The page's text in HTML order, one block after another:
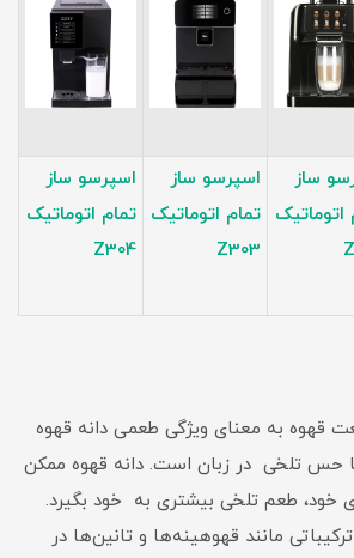
ساز
اتوماتیک
اسپرسو ساز
تمام اتوماتیک
Z303
اسپرسو ساز
تمام اتوماتیک
Z304
قهوه به معنای ویژگی طعمی دانه قهوه
با حس تلخی در زبان است. دانه قهوه ممکن
خود، طعم تلخی بیشتری به خود بگیرد.
مانند قهوهینه‌ها و تانین‌ها در